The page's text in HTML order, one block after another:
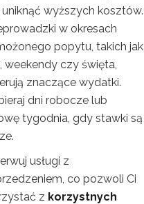
wyższych kosztów.
w okresach
popytu, takich jak
weekendy czy święta,
znaczące wydatki.
dni robocze lub
tygodnia, gdy stawki są
usługi z
co pozwoli Ci
z korzystnych